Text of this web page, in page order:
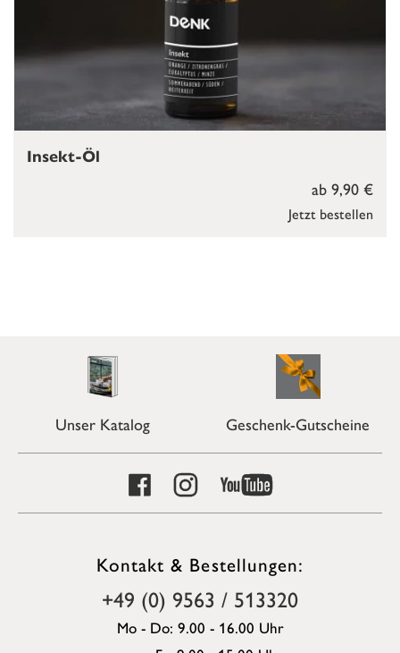
Jetzt bestellen
ab 9,90 €
Insekt-Öl
Unser Katalog Geschenk-Gutscheine
Kontakt & Bestellungen:
+49 (0) 9563 / 513320
Mo - Do: 9.00 - 16.00 Uhr